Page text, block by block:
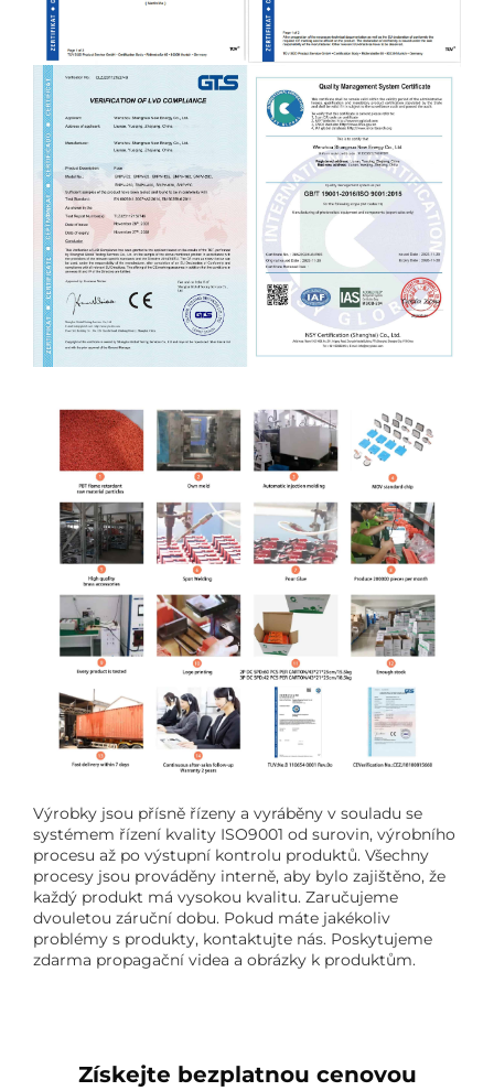
Výrobky jsou přísně řízeny a vyráběny v souladu se
systémem řízení kvality ISO9001 od surovin, výrobního
procesu až po výstupní kontrolu produktů. Všechny
procesy jsou prováděny interně, aby bylo zajištěno, že
každý produkt má vysokou kvalitu. Zaručujeme
dvouletou záruční dobu. Pokud máte jakékoliv
problémy s produkty, kontaktujte nás. Poskytujeme
zdarma propagační videa a obrázky k produktům.
Získejte bezplatnou cenovou